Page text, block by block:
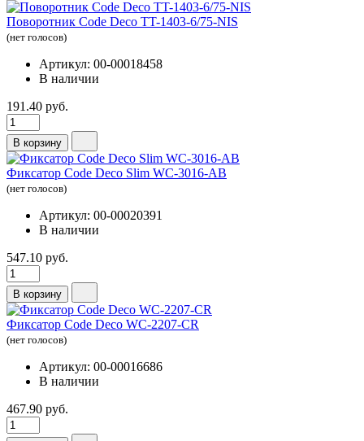
Поворотник Code Deco TT-1403-6/75-NIS
(нет голосов)
Артикул: 00-00018458
В наличии
191.40 руб.
В корзину
Фиксатор Code Deco Slim WC-3016-AB
(нет голосов)
Артикул: 00-00020391
В наличии
547.10 руб.
В корзину
Фиксатор Code Deco WC-2207-CR
(нет голосов)
Артикул: 00-00016686
В наличии
467.90 руб.